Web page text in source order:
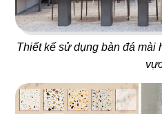
Thiết kế sử dụng bàn đá mài
KASAPOCHI
Nhà hàng Nhật